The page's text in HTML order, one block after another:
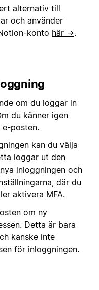
alternativ till
och använder
konto här →.
om du loggar in
du känner igen
e-posten.
kan du välja
loggar ut den
inloggningen och
där du
aktivera MFA.
om ny
Detta är bara
kanske inte
för inloggningen.